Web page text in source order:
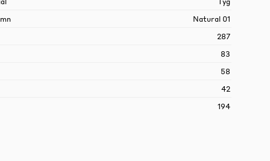
Natural 01
287
83
58
42
194